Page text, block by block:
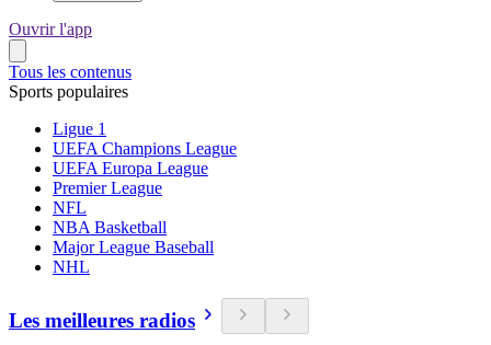
Ouvrir l'app
Tous les contenus
Sports populaires
Ligue 1
UEFA Champions League
UEFA Europa League
Premier League
NFL
NBA Basketball
Major League Baseball
NHL
Les meilleures radios